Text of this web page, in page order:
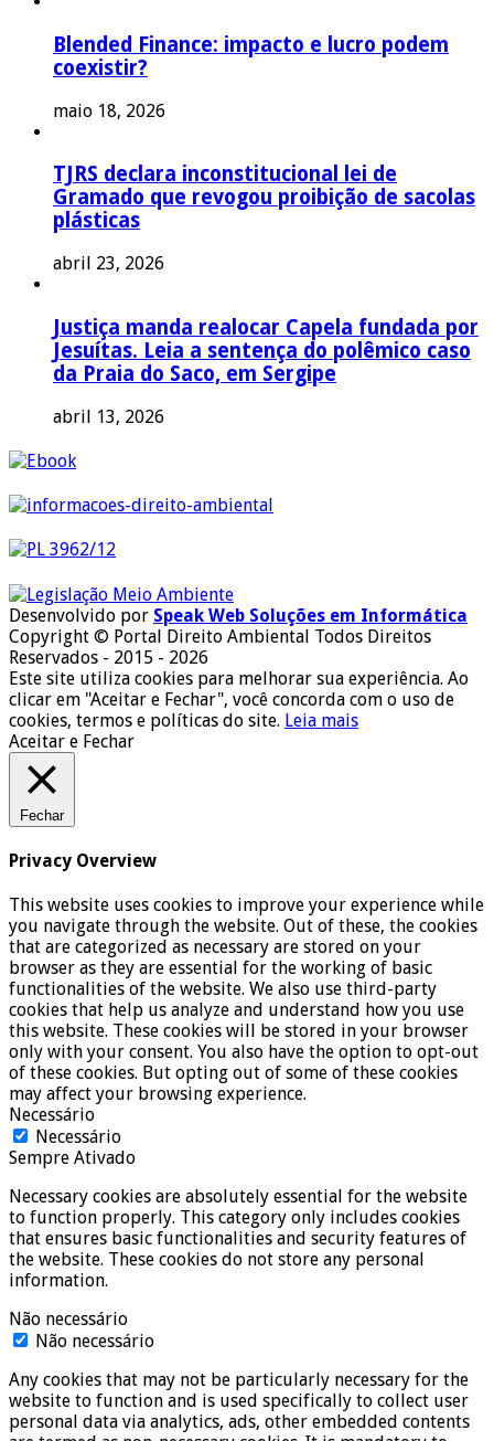
Blended Finance: impacto e lucro podem
coexistir?
maio 18, 2026
TJRS declara inconstitucional lei de
Gramado que revogou proibição de sacolas
plásticas
abril 23, 2026
Justiça manda realocar Capela fundada por
Jesuítas. Leia a sentença do polêmico caso
da Praia do Saco, em Sergipe
abril 13, 2026
Desenvolvido por Speak Web Soluções em Informática
Copyright © Portal Direito Ambiental Todos Direitos
Reservados - 2015 - 2026
Este site utiliza cookies para melhorar sua experiência. Ao
clicar em "Aceitar e Fechar", você concorda com o uso de
cookies, termos e políticas do site. Leia mais
Aceitar e Fechar
Fechar
Privacy Overview
This website uses cookies to improve your experience while
you navigate through the website. Out of these, the cookies
that are categorized as necessary are stored on your
browser as they are essential for the working of basic
functionalities of the website. We also use third-party
cookies that help us analyze and understand how you use
this website. These cookies will be stored in your browser
only with your consent. You also have the option to opt-out
of these cookies. But opting out of some of these cookies
may affect your browsing experience.
Necessário
Necessário
Sempre Ativado
Necessary cookies are absolutely essential for the website
to function properly. This category only includes cookies
that ensures basic functionalities and security features of
the website. These cookies do not store any personal
information.
Não necessário
Não necessário
Any cookies that may not be particularly necessary for the
website to function and is used specifically to collect user
personal data via analytics, ads, other embedded contents